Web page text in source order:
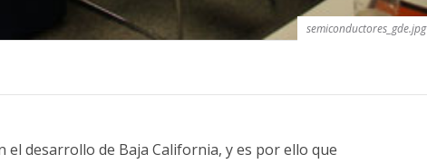
semiconductores_gde.jpg
el desarrollo de Baja California, y es por ello que